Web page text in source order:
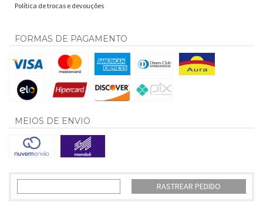
Política de trocas e devouções
FORMAS DE PAGAMENTO
MEIOS DE ENVIO
RASTREAR PEDIDO